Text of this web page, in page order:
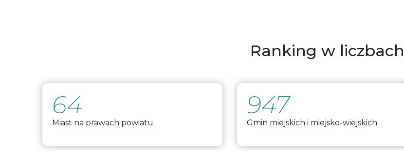
Ranking w liczbach
64
Miast na prawach powiatu
947
Gmin miejskich i miejsko-wiejskich